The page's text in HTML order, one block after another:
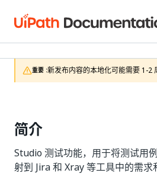
重要 :新发布内容的本地化可能需要 1-2
简介
Studio 测试功能，用于将测试用
射到 Jira 和 Xray 等工具中的需求